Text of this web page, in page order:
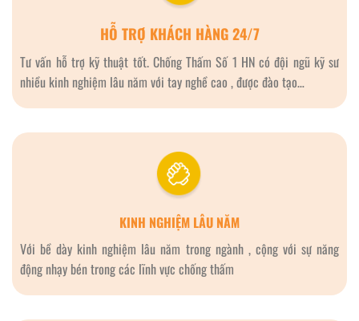
HỖ TRỢ KHÁCH HÀNG 24/7
Tư vấn hỗ trợ kỹ thuật tốt. Chống Thấm Số 1 HN có đội ngũ kỹ sư
nhiều kinh nghiệm lâu năm với tay nghề cao , được đào tạo…
KINH NGHIỆM LÂU NĂM
Với bề dày kinh nghiệm lâu năm trong ngành , cộng với sự năng
động nhạy bén trong các lĩnh vực chống thấm